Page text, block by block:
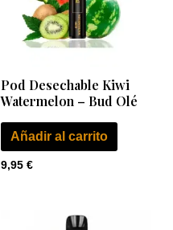
Pod Desechable Kiwi
Watermelon – Bud Olé
Añadir al carrito
9,95 €